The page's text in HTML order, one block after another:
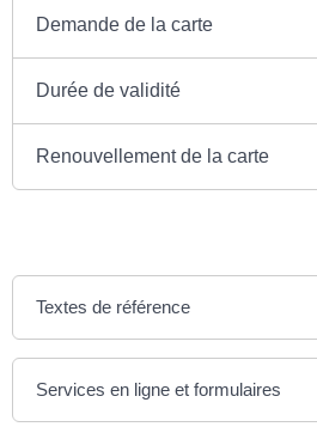
Demande de la carte
Durée de validité
Renouvellement de la carte
Textes de référence
Services en ligne et formulaires